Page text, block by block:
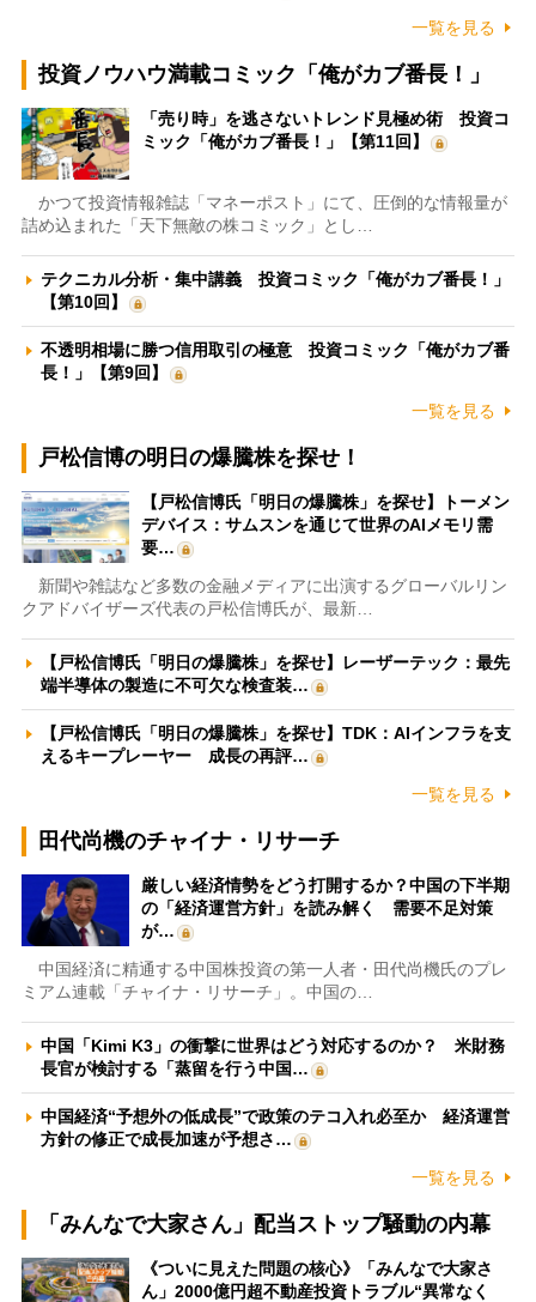
一覧を見る
投資ノウハウ満載コミック「俺がカブ番長！」
「売り時」を逃さないトレンド見極め術 投資コ
ミック「俺がカブ番長！」【第11回】
かつて投資情報雑誌「マネーポスト」にて、圧倒的な情報量が
詰め込まれた「天下無敵の株コミック」とし…
テクニカル分析・集中講義 投資コミック「俺がカブ番長！」
【第10回】
不透明相場に勝つ信用取引の極意 投資コミック「俺がカブ番
長！」【第9回】
一覧を見る
戸松信博の明日の爆騰株を探せ！
【戸松信博氏「明日の爆騰株」を探せ】トーメン
デバイス：サムスンを通じて世界のAIメモリ需
要…
新聞や雑誌など多数の金融メディアに出演するグローバルリン
クアドバイザーズ代表の戸松信博氏が、最新…
【戸松信博氏「明日の爆騰株」を探せ】レーザーテック：最先
端半導体の製造に不可欠な検査装…
【戸松信博氏「明日の爆騰株」を探せ】TDK：AIインフラを支
えるキープレーヤー 成長の再評…
一覧を見る
田代尚機のチャイナ・リサーチ
厳しい経済情勢をどう打開するか？中国の下半期
の「経済運営方針」を読み解く 需要不足対策
が…
中国経済に精通する中国株投資の第一人者・田代尚機氏のプレ
ミアム連載「チャイナ・リサーチ」。中国の…
中国「Kimi K3」の衝撃に世界はどう対応するのか？ 米財務
長官が検討する「蒸留を行う中国…
中国経済“予想外の低成長”で政策のテコ入れ必至か 経済運営
方針の修正で成長加速が予想さ…
一覧を見る
「みんなで大家さん」配当ストップ騒動の内幕
《ついに見えた問題の核心》「みんなで大家さ
ん」2000億円超不動産投資トラブル“異常なく